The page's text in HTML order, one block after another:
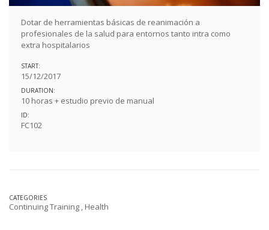
Dotar de herramientas básicas de reanimación a
profesionales de la salud para entornos tanto intra como
extra hospitalarios
START:
15/12/2017
DURATION:
10 horas + estudio previo de manual
ID:
FC102
CATEGORIES
Continuing Training , Health